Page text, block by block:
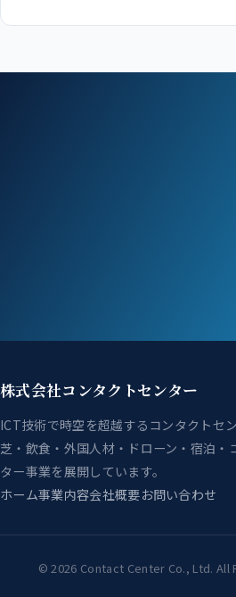
株式会社コンタクトセンター
ICT技術で時空を超越するコンタクトセ
芝・飲食・外国人材・ドローン・宿泊・
ター事業を展開しています。
ホーム事業内容会社概要お問い合わせ
©2026 Contact Center Co., Ltd. All